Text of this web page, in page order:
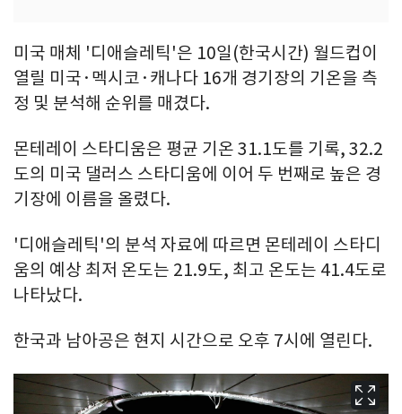
미국 매체 '디애슬레틱'은 10일(한국시간) 월드컵이
열릴 미국·멕시코·캐나다 16개 경기장의 기온을 측
정 및 분석해 순위를 매겼다.
몬테레이 스타디움은 평균 기온 31.1도를 기록, 32.2
도의 미국 댈러스 스타디움에 이어 두 번째로 높은 경
기장에 이름을 올렸다.
'디애슬레틱'의 분석 자료에 따르면 몬테레이 스타디
움의 예상 최저 온도는 21.9도, 최고 온도는 41.4도로
나타났다.
한국과 남아공은 현지 시간으로 오후 7시에 열린다.